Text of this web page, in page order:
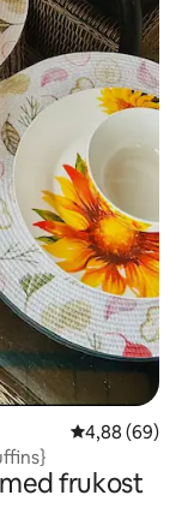
4,88 av 5 i
4,88 (69)
frukost